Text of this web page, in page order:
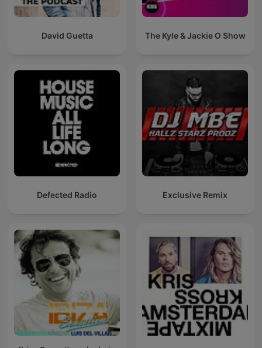
David Guetta The Kyle & Jackie O Show
Defected Radio Exclusive Remix